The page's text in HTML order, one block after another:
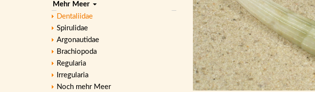
Mehr Meer
Dentaliidae
Spirulidae
Argonautidae
Brachiopoda
Regularia
Irregularia
Noch mehr Meer